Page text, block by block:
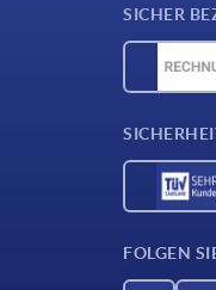
SICHER
FOLGEN